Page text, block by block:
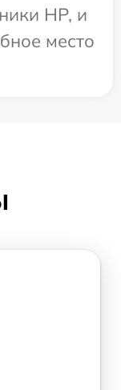
HP, и
место